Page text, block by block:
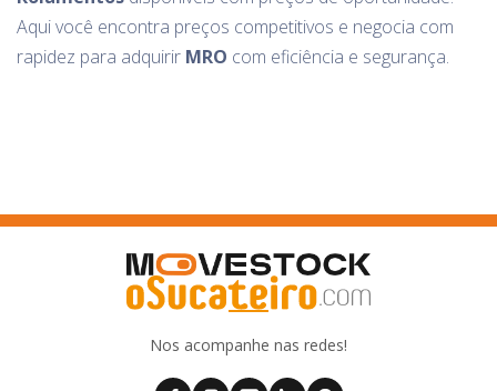
Aqui você encontra preços competitivos e negocia com
rapidez para adquirir MRO com eficiência e segurança.
Nos acompanhe nas redes!